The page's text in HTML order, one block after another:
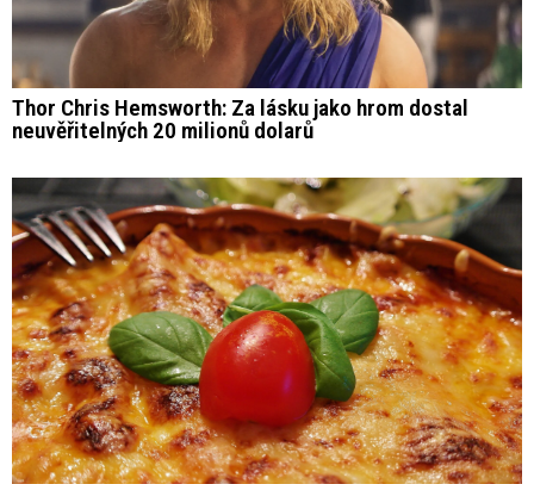
Thor Chris Hemsworth: Za lásku jako hrom dostal
neuvěřitelných 20 milionů dolarů